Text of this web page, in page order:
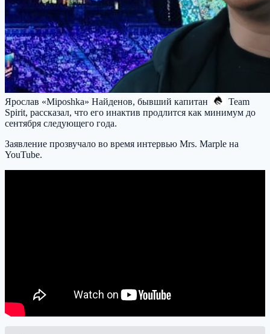
Ярослав «Miposhka» Найденов, бывший капитан
Team
Spirit, рассказал, что его инактив продлится как минимум до
сентября следующего года.
Заявление прозвучало во время интервью Mrs. Marple на
YouTube.